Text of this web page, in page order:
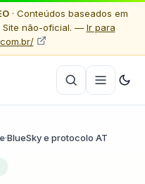
· Conteúdos baseados em
Site não-oficial. — Ir para
·BlueSky e protocolo AT